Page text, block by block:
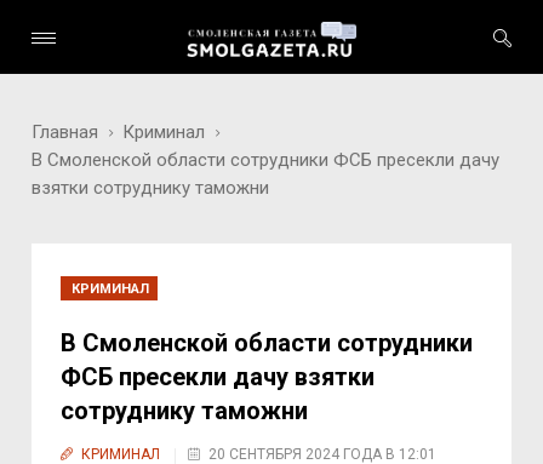
Главная
Криминал
В Смоленской области сотрудники ФСБ пресекли дачу
взятки сотруднику таможни
КРИМИНАЛ
В Смоленской области сотрудники
ФСБ пресекли дачу взятки
сотруднику таможни
КРИМИНАЛ 20 СЕНТЯБРЯ 2024 ГОДА В 12:01